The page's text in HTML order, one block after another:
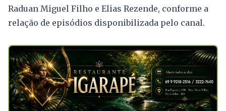
Raduan Miguel Filho e Elias Rezende, conforme a
relação de episódios disponibilizada pelo canal.